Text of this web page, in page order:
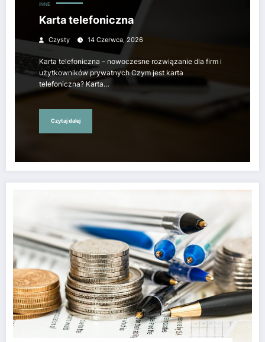
INNE
Karta telefoniczna
Czysty 14 Czerwca, 2026
Karta telefoniczna – nowoczesne rozwiązanie dla firm i
użytkowników prywatnych Czym jest karta
telefoniczna? Karta…
Czytaj dalej